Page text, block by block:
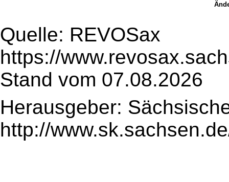
Quelle: REVOSax
https://
Stand vom 07.08.2026
Herausgeber:
http://